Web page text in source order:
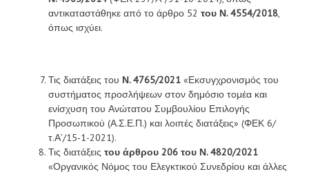
αντικαταστάθηκε από το άρθρο 52 του Ν. 4554/2018,
όπως ισχύει.
Τις διατάξεις του Ν. 4765/2021 «Εκσυγχρονισμός του
συστήματος προσλήψεων στον δημόσιο τομέα και
ενίσχυση του Ανώτατου Συμβουλίου Επιλογής
Προσωπικού (Α.Σ.Ε.Π.) και λοιπές διατάξεις» (ΦΕΚ 6/
τ.Α’/15-1-2021).
Τις διατάξεις του άρθρου 206 του Ν. 4820/2021
«Οργανικός Νόμος του Ελεγκτικού Συνεδρίου και άλλες